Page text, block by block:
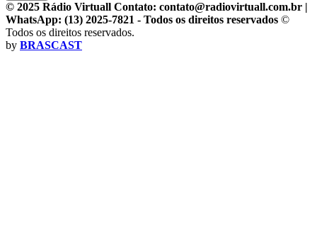
© 2025 Rádio Virtuall Contato: contato@radiovirtuall.com.br |
WhatsApp: (13) 2025-7821 - Todos os direitos reservados ©
Todos os direitos reservados.
by BRASCAST